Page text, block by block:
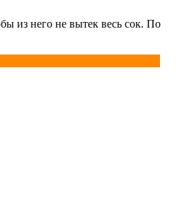
из него не вытек весь сок. По